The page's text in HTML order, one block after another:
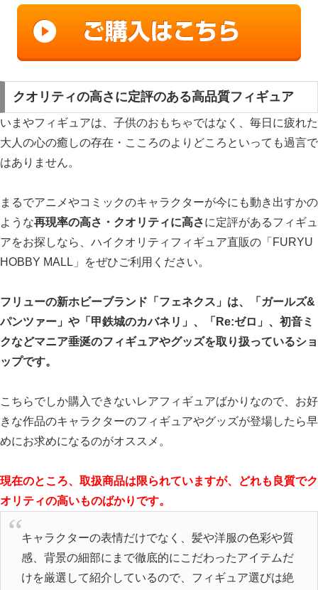
クオリティの高さに定評のある高品質フィギュア
いまやフィギュアは、子供のおもちゃではなく、毎日に疲れた
大人の心の癒しの存在・こころのよりどころといっても過言で
はありません。
まるでアニメやコミックのキャラクターが今にも動き出すかの
ような再現率の高さ・クオリティに高さに定評があるフィギュ
アをお探しなら、ハイクオリティフィギュア直販の「FURYU
HOBBY MALL」をぜひご利用ください。
フリューの新ホビーブランド「フェネクス」は、「ガールズ&
パンツァー」や「甲鉄城のカバネリ」、「Re:ゼロ」、初音ミ
クなどマニア垂涎のフィギュアやグッズを取り扱っているショ
ップです。
こちらでしか購入できないレアフィギュアばかりなので、お好
きな作品のキャラクターのフィギュアやグッズが登場したら早
めにお求めになるのがオススメ。
現在のところ、取扱商品は限られていますが、どれも良質でク
オリティの高いものばかりです。
キャラクターの表情だけでなく、髪や洋服の色彩や質
感、背景の細部にまで徹底的にこだわったアイテムだ
けを厳選して紹介しているので、フィギュア選びは絶